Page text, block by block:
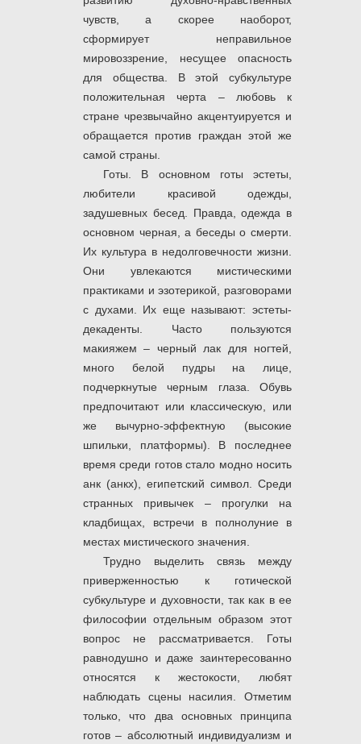
чувств, а скорее наоборот,
сформирует неправильное
мировоззрение, несущее опасность
для общества. В этой субкультуре
положительная черта – любовь к
стране чрезвычайно акцентуируется и
обращается против граждан этой же
самой страны.
Готы. В основном готы эстеты,
любители красивой одежды,
задушевных бесед. Правда, одежда в
основном черная, а беседы о смерти.
Их культура в недолговечности жизни.
Они увлекаются мистическими
практиками и эзотерикой, разговорами
с духами. Их еще называют: эстеты-
декаденты. Часто пользуются
макияжем – черный лак для ногтей,
много белой пудры на лице,
подчеркнутые черным глаза. Обувь
предпочитают или классическую, или
же вычурно-эффектную (высокие
шпильки, платформы). В последнее
время среди готов стало модно носить
анк (анкх), египетский символ. Среди
странных привычек – прогулки на
кладбищах, встречи в полнолуние в
местах мистического значения.
Трудно выделить связь между
приверженностью к готической
субкультуре и духовности, так как в ее
философии отдельным образом этот
вопрос не рассматривается. Готы
равнодушно и даже заинтересованно
относятся к жестокости, любят
наблюдать сцены насилия. Отметим
только, что два основных принципа
готов – абсолютный индивидуализм и